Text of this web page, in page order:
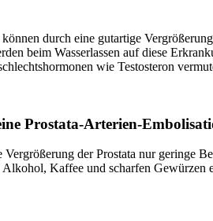
durch eine gutartige
beim Wasserlassen auf diese
wie Testosteron
Prostata-Arterien-
Vergrößerung der Prostata nur geringe
Kaffee und scharfen Gewürzen